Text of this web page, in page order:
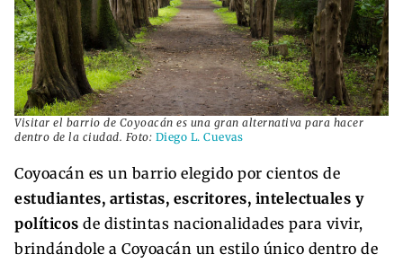
Visitar el barrio de Coyoacán es una gran alternativa para hacer
dentro de la ciudad. Foto: Diego L. Cuevas
Coyoacán es un barrio elegido por cientos de
estudiantes, artistas, escritores, intelectuales y
políticos de distintas nacionalidades para vivir,
brindándole a Coyoacán un estilo único dentro de